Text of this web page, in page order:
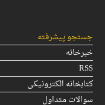
جستجو پیشرفته
خبرخانه
RSS
کتابخانه الکترونیکی
سوالات متداول